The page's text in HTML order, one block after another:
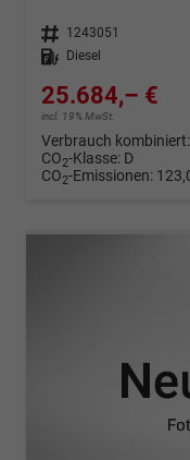
Fahrzeugnr. 1243051
Kraftstoff
Diesel
25.684,– €
incl. 19% MwSt.
Verbrauch kombiniert:
CO2-Klasse: D
CO2-Emissionen: